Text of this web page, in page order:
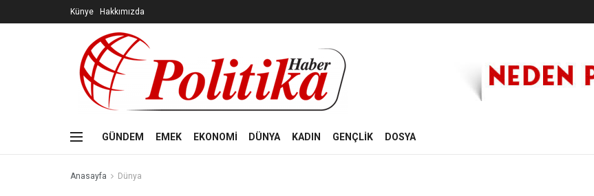
Künye Hakkımızda
GÜNDEM EMEK EKONOMİ DÜNYA KADIN GENÇLİK DOSYA
Anasayfa Dünya